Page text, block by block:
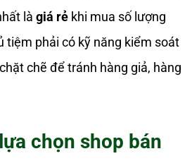
là giá rẻ khi mua số lượng
tiệm phải có kỹ năng kiểm soát
chẽ để tránh hàng giả, hàng
chọn shop bán